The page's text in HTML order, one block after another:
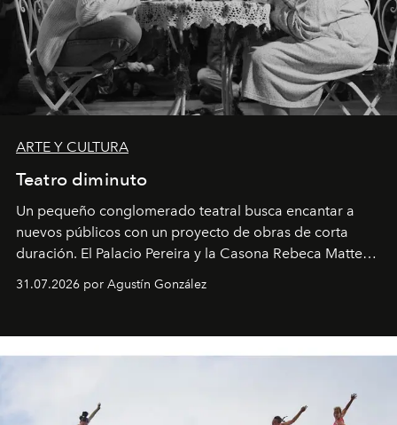
ARTE Y CULTURA
Teatro diminuto
Un pequeño conglomerado teatral busca encantar a
nuevos públicos con un proyecto de obras de corta
duración. El Palacio Pereira y la Casona Rebeca Matte
miniobras. Sus puestas en escena son limpias; ponen el
31.07.2026 por Agustín González